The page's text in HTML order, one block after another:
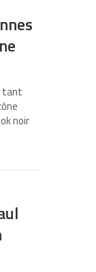
tant
noir